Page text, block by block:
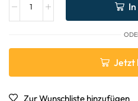
Jetzt
Zur Wunschliste hinzufügen